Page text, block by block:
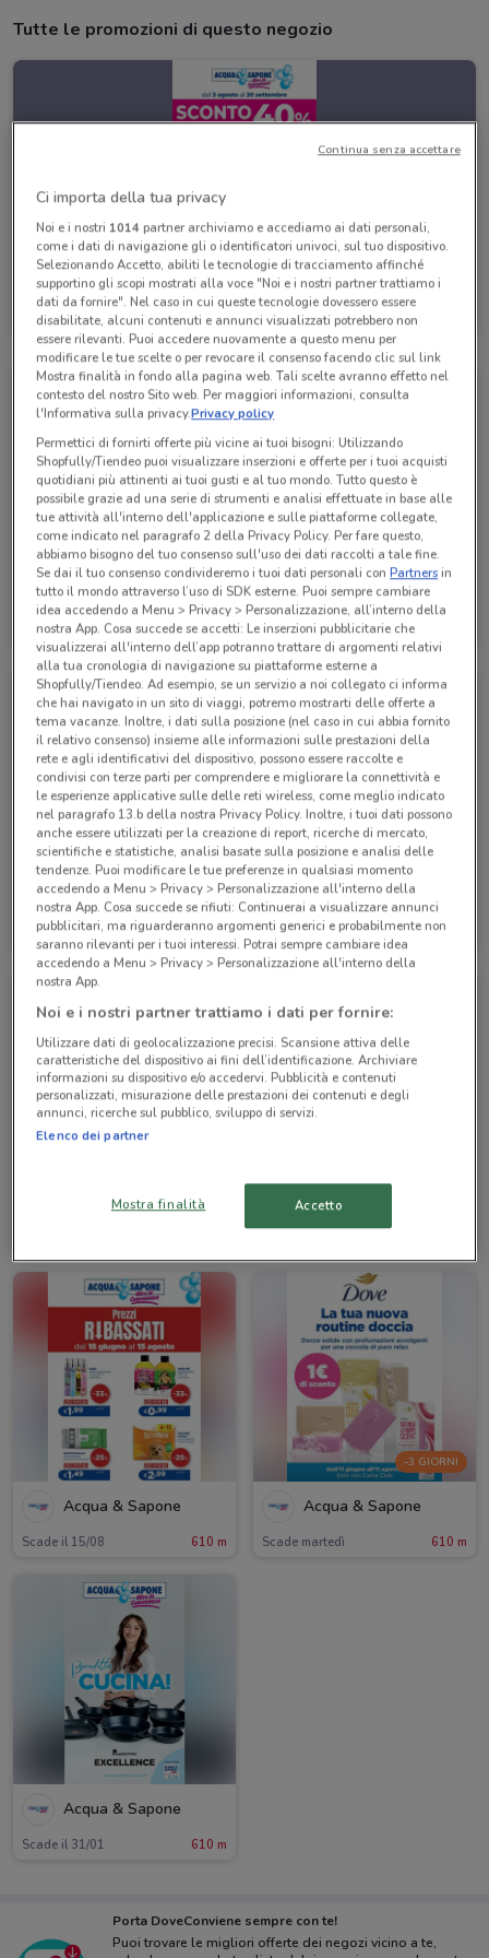
Tutte le promozioni di questo negozio
Acqua & Sapone
Scade il 30/09
-4 GIORNI
Acqua & Sapone
Scade mercoledì 610 m
Acqua & Sapone
Scade il 16/08
SCADE OGGI
Acqua & Sapone
Scade oggi 610 m
-4 GIORNI
Acqua & Sapone
Scade mercoledì
Acqua & Sapone Acqua & Sapone
Acqua & Sapone
Scade il 15/08 610 m
-3 GIORNI
Acqua & Sapone
Scade martedì 610 m
Acqua & Sapone
Scade il 31/01 610 m
Porta DoveConviene sempre con te!
Puoi trovare le migliori offerte dei negozi vicino a te,
Ci importa della tua privacy
Noi e i nostri 1014partner archiviamo e accediamo ai dati personali,
come i dati di navigazione gli o identificatori univoci, sul tuo dispositivo.
Selezionando Accetto, abiliti le tecnologie di tracciamento affinché
supportino gli scopi mostrati alla voce "Noi e i nostri partner trattiamo i
dati da fornire". Nel caso in cui queste tecnologie dovessero essere
disabilitate, alcuni contenuti e annunci visualizzati potrebbero non
essere rilevanti. Puoi accedere nuovamente a questo menu per
modificare le tue scelte o per revocare il consenso facendo clic sul link
Mostra finalità in fondo alla pagina web. Tali scelte avranno effetto nel
contesto del nostro Sito web. Per maggiori informazioni, consulta
l'Informativa sulla privacy.Privacy policy
Permettici di fornirti offerte più vicine ai tuoi bisogni: Utilizzando
Shopfully/Tiendeo puoi visualizzare inserzioni e offerte per i tuoi acquisti
quotidiani più attinenti ai tuoi gusti e al tuo mondo. Tutto questo è
possibile grazie ad una serie di strumenti e analisi effettuate in base alle
tue attività all'interno dell'applicazione e sulle piattaforme collegate,
come indicato nel paragrafo 2 della Privacy Policy. Per fare questo,
abbiamo bisogno del tuo consenso sull'uso dei dati raccolti a tale fine.
Se dai il tuo consenso condivideremo i tuoi dati personali conPartnersin
tutto il mondo attraverso l’uso di SDK esterne. Puoi sempre cambiare
idea accedendo a Menu > Privacy > Personalizzazione, all’interno della
nostra App. Cosa succede se accetti: Le inserzioni pubblicitarie che
visualizzerai all'interno dell’app potranno trattare di argomenti relativi
alla tua cronologia di navigazione su piattaforme esterne a
Shopfully/Tiendeo. Ad esempio, se un servizio a noi collegato ci informa
che hai navigato in un sito di viaggi, potremo mostrarti delle offerte a
tema vacanze. Inoltre, i dati sulla posizione (nel caso in cui abbia fornito
il relativo consenso) insieme alle informazioni sulle prestazioni della
rete e agli identificativi del dispositivo, possono essere raccolte e
condivisi con terze parti per comprendere e migliorare la connettività e
le esperienze applicative sulle delle reti wireless, come meglio indicato
nel paragrafo 13.b della nostra Privacy Policy. Inoltre, i tuoi dati possono
anche essere utilizzati per la creazione di report, ricerche di mercato,
scientifiche e statistiche, analisi basate sulla posizione e analisi delle
tendenze. Puoi modificare le tue preferenze in qualsiasi momento
accedendo a Menu > Privacy > Personalizzazione all'interno della
nostra App. Cosa succede se rifiuti: Continuerai a visualizzare annunci
pubblicitari, ma riguarderanno argomenti generici e probabilmente non
saranno rilevanti per i tuoi interessi. Potrai sempre cambiare idea
accedendo a Menu > Privacy > Personalizzazione all'interno della
nostra App.
Noi e i nostri partner trattiamo i dati per fornire:
Utilizzare dati di geolocalizzazione precisi. Scansione attiva delle
caratteristiche del dispositivo ai fini dell’identificazione. Archiviare
informazioni su dispositivo e/o accedervi. Pubblicità e contenuti
personalizzati, misurazione delle prestazioni dei contenuti e degli
annunci, ricerche sul pubblico, sviluppo di servizi.
Elenco dei partner
Mostra finalità Accetto
Continua senza accettare